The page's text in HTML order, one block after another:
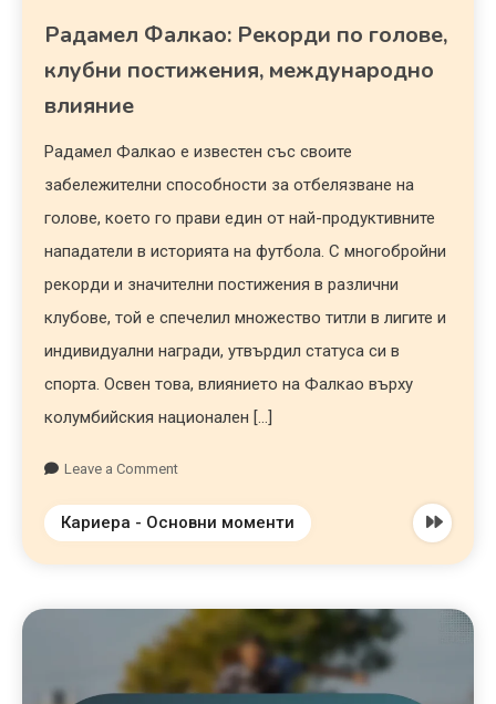
Радамел Фалкао: Рекорди по голове,
клубни постижения, международно
влияние
Радамел Фалкао е известен със своите
забележителни способности за отбелязване на
голове, което го прави един от най-продуктивните
нападатели в историята на футбола. С многобройни
рекорди и значителни постижения в различни
клубове, той е спечелил множество титли в лигите и
индивидуални награди, утвърдил статуса си в
спорта. Освен това, влиянието на Фалкао върху
колумбийския национален […]
Leave a Comment
Кариера - Основни моменти